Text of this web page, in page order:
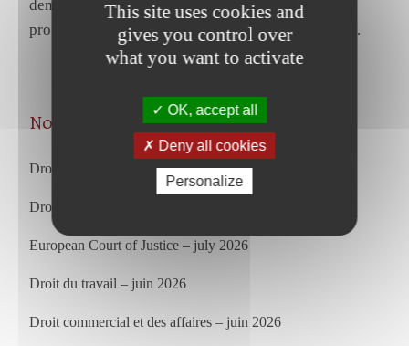
demandeur d’emploi d’acquérir les compétences
professionnelles nécessaires pour occuper le poste.
Nos articles les plus récents
Droit du travail – juillet 2026
Droit commercial et des affaires – juillet 2026
European Court of Justice – july 2026
Droit du travail – juin 2026
Droit commercial et des affaires – juin 2026
This site uses cookies and
gives you control over
what you want to activate
OK, accept all
Deny all cookies
Personalize